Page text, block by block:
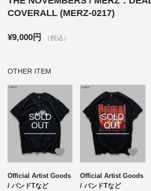
COVERALL (MERZ-0217)
¥9,000円 （税込）
OTHER ITEM
SOLD
OUT
Official Artist Goods
/ バンドTなど
SOLD
OUT
Official Artist Goods
/ バンドTなど